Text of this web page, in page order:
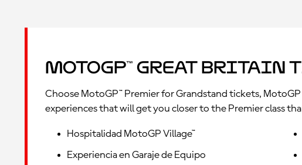
MotoGP™ Great Britain
Choose MotoGP™ Premier for Grandstand tickets,
experiences that will get you closer to the Premier class
Hospitalidad MotoGP Village™
Experiencia en Garaje de Equipo